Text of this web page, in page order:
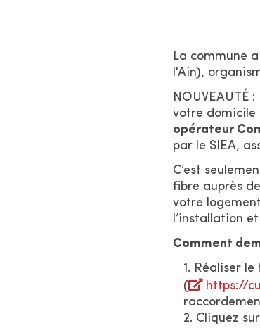
La commune
l'Ain),
NOUVEAUTÉ
votre domicile
opérateur
par le SIEA,
C’est
fibre auprès
votre
l’installation
Comment
Réaliser
(
https://
Cliquez